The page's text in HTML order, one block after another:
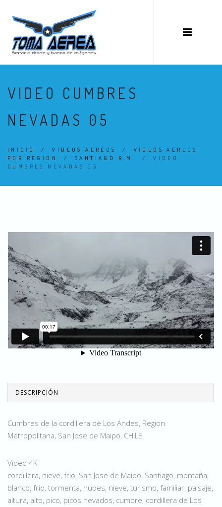
VIDEO CUMBRES
NEVADAS 05
INICIO /VIDEOS AEREOS / VIDEOS AEREOS
POR REGION
/SANTIAGO R.M. /VIDEO
CUMBRES NEVADAS 05
DESCRIPCIÓN
Cumbres de la cordillera de Los Andes, Region
Metropolitana, San Jose de Maipo, CHILE.
Video 4K
cordillera, nieve, frio, San Jose de Maipo, Santiago, montaña,
blanco, frio, tormenta, nubes, nieve, turismo, familiar, paisaje,
altura, alto, pico, picos nevados, cumbre, cordillera de Los